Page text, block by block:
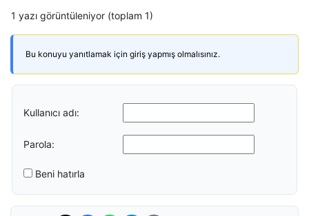
1 yazı görüntüleniyor (toplam 1)
Bu konuyu yanıtlamak için giriş yapmış olmalısınız.
Kullanıcı adı:
Parola:
Beni hatırla